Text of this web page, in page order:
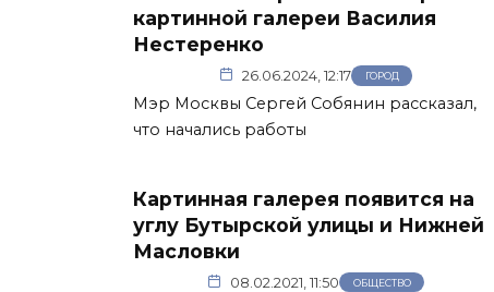
картинной галереи Василия
Нестеренко
26.06.2024, 12:17 ГОРОД
Мэр Москвы Сергей Собянин рассказал,
что начались работы
Картинная галерея появится на
углу Бутырской улицы и Нижней
Масловки
08.02.2021, 11:50 ОБЩЕСТВО